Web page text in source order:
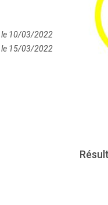
le 10/03/2022
le 15/03/2022